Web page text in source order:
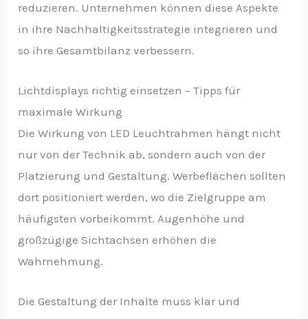
reduzieren. Unternehmen können diese Aspekte
in ihre Nachhaltigkeitsstrategie integrieren und
so ihre Gesamtbilanz verbessern.
Lichtdisplays richtig einsetzen – Tipps für
maximale Wirkung
Die Wirkung von LED Leuchtrahmen hängt nicht
nur von der Technik ab, sondern auch von der
Platzierung und Gestaltung. Werbeflächen sollten
dort positioniert werden, wo die Zielgruppe am
häufigsten vorbeikommt. Augenhöhe und
großzügige Sichtachsen erhöhen die
Wahrnehmung.
Die Gestaltung der Inhalte muss klar und